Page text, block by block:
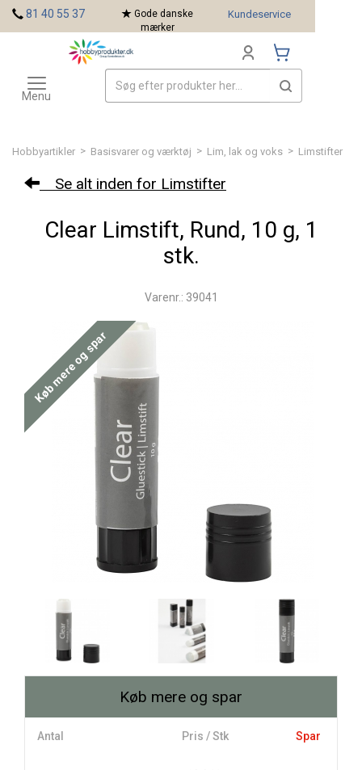
Hobbyartikler > Basisvarer og værktøj > Lim, lak og voks > Limstifter
Se alt inden for Limstifter
Clear Limstift, Rund, 10 g, 1
stk.
Varenr.: 39041
Køb mere og spar
Køb mere og spar
Antal Pris / Stk Spar
81 40 55 37
Gode danske
mærker
Kundeservice
Toggle
navigation
Menu
Mærker